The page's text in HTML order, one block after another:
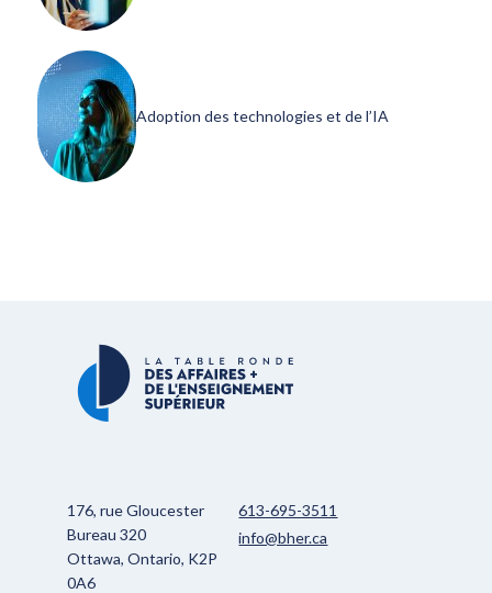
Adoption des technologies et de l’IA
176, rue Gloucester
Bureau 320
Ottawa, Ontario, K2P
0A6
613-695-3511
info@bher.ca